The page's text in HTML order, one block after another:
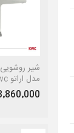
شیر روشویی
مدل اراتو kwc سفید
8٬860٬000